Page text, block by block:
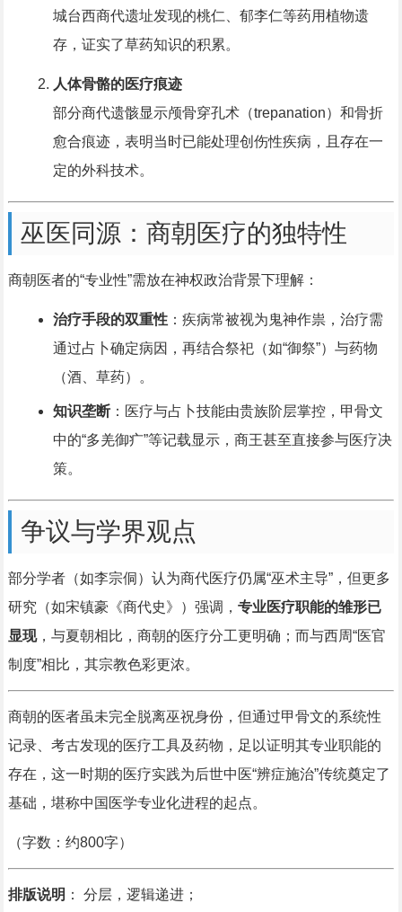
城台西商代遗址发现的桃仁、郁李仁等药用植物遗
存，证实了草药知识的积累。
人体骨骼的医疗痕迹
部分商代遗骸显示颅骨穿孔术（trepanation）和骨折
愈合痕迹，表明当时已能处理创伤性疾病，且存在一
定的外科技术。
巫医同源：商朝医疗的独特性
商朝医者的“专业性”需放在神权政治背景下理解：
治疗手段的双重性：疾病常被视为鬼神作祟，治疗需
通过占卜确定病因，再结合祭祀（如“御祭”）与药物
（酒、草药）。
知识垄断：医疗与占卜技能由贵族阶层掌控，甲骨文
中的“多羌御疒”等记载显示，商王甚至直接参与医疗决
策。
争议与学界观点
部分学者（如李宗侗）认为商代医疗仍属“巫术主导”，但更多
研究（如宋镇豪《商代史》）强调， 专业医疗职能的雏形已
显现，与夏朝相比，商朝的医疗分工更明确；而与西周“医官
制度”相比，其宗教色彩更浓。
商朝的医者虽未完全脱离巫祝身份，但通过甲骨文的系统性
记录、考古发现的医疗工具及药物，足以证明其专业职能的
存在，这一时期的医疗实践为后世中医“辨症施治”传统奠定了
基础，堪称中国医学专业化进程的起点。
（字数：约800字）
排版说明 ： 分层，逻辑递进；